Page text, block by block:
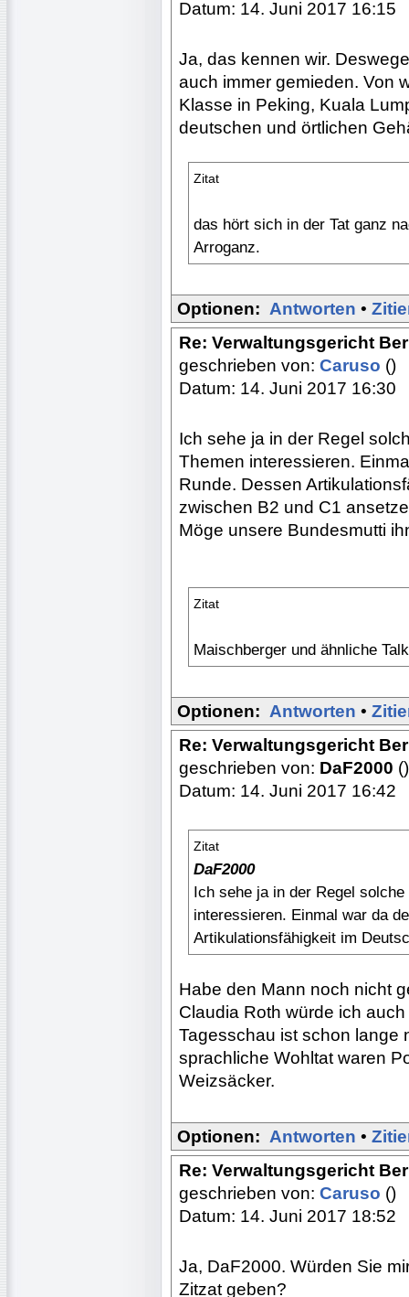
Datum: 14. Juni 2017 16:15
Ja, das kennen wir.
auch immer gemieden. Von
Klasse in Peking, Kuala
deutschen und örtlichen
Zitat
das hört sich in der Tat ganz
Arroganz.
Optionen: Antworten •
Re: Verwaltungsgericht
geschrieben von: Caruso ()
Datum: 14. Juni 2017 16:30
Ich sehe ja in der Regel
Themen interessieren.
Runde. Dessen
zwischen B2 und C1
Möge unsere Bundesmutti
Zitat
Maischberger und ähnliche
Optionen: Antworten •
Re: Verwaltungsgericht
geschrieben von: DaF2000 ()
Datum: 14. Juni 2017 16:42
Zitat
DaF2000
Ich sehe ja in der Regel
interessieren. Einmal war da
Artikulationsfähigkeit im
Habe den Mann noch nicht
Claudia Roth würde ich
Tagesschau ist schon lange
sprachliche Wohltat waren
Weizsäcker.
Optionen: Antworten •
Re: Verwaltungsgericht
geschrieben von: Caruso ()
Datum: 14. Juni 2017 18:52
Ja, DaF2000. Würden Sie
Zitzat geben?